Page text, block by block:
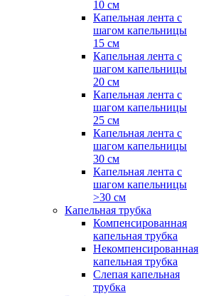
10 см
Капельная лента с
шагом капельницы
15 см
Капельная лента с
шагом капельницы
20 см
Капельная лента с
шагом капельницы
25 см
Капельная лента с
шагом капельницы
30 см
Капельная лента с
шагом капельницы
>30 см
Капельная трубка
Компенсированная
капельная трубка
Некомпенсированная
капельная трубка
Слепая капельная
трубка